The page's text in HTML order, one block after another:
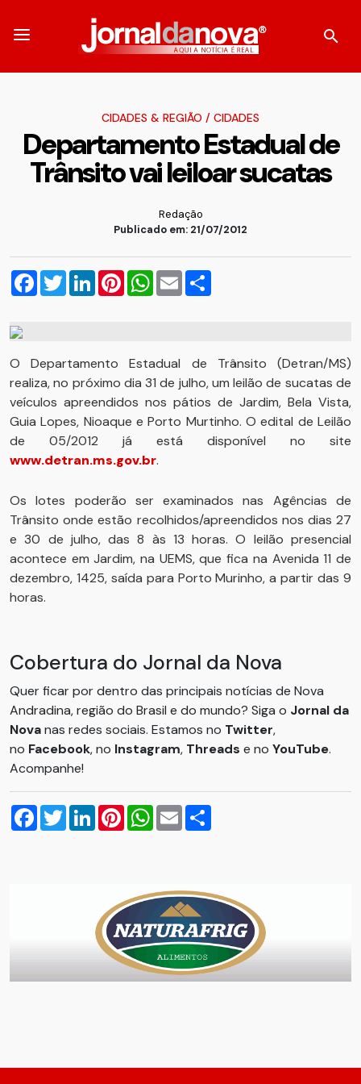
CIDADES & REGIÃO / CIDADES
Departamento Estadual de
Trânsito vai leiloar sucatas
Redação
Publicado em: 21/07/2012
Facebook
TwitterLinkedInPinterestWhatsApp
Email
O Departamento Estadual de Trânsito (Detran/MS)
realiza, no próximo dia 31 de julho, um leilão de sucatas de
veículos apreendidos nos pátios de Jardim, Bela Vista,
Guia Lopes, Nioaque e Porto Murtinho. O edital de Leilão
de 05/2012 já está disponível no site
www.detran.ms.gov.br.
Os lotes poderão ser examinados nas Agências de
Trânsito onde estão recolhidos/apreendidos nos dias 27
e 30 de julho, das 8 às 13 horas. O leilão presencial
acontece em Jardim, na UEMS, que fica na Avenida 11 de
dezembro, 1425, saída para Porto Murinho, a partir das 9
horas.
Cobertura do Jornal da Nova
Quer ficar por dentro das principais notícias de Nova
Andradina, região do Brasil e do mundo? Siga o Jornal da
Novanas redes sociais. Estamos no Twitter,
no Facebook, no Instagram, Threads e no YouTube.
Acompanhe!
Facebook
TwitterLinkedInPinterestWhatsApp
Email